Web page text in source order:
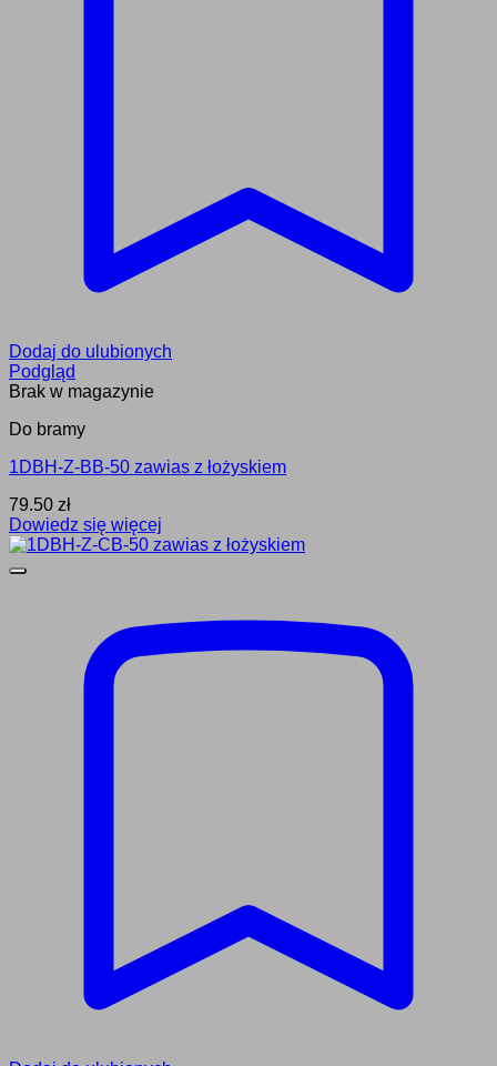
Dodaj do ulubionych
Podgląd
Brak w magazynie
Do bramy
1DBH-Z-BB-50 zawias z łożyskiem
79.50 zł
Dowiedz się więcej